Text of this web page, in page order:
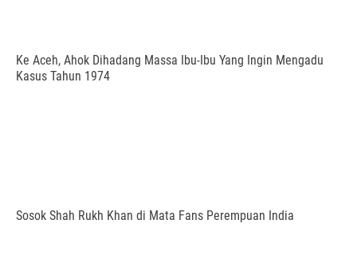
Ke Aceh, Ahok Dihadang Massa Ibu-Ibu Yang Ingin Mengadu
Kasus Tahun 1974
Sosok Shah Rukh Khan di Mata Fans Perempuan India